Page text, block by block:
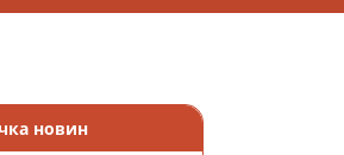
новин